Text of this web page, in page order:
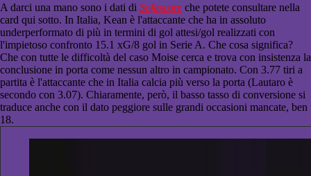
A darci una mano sono i dati di Sofascore che potete consultare nella
card qui sotto. In Italia, Kean è l'attaccante che ha in assoluto
underperformato di più in termini di gol attesi/gol realizzati con
l'impietoso confronto 15.1 xG/8 gol in Serie A. Che cosa significa?
Che con tutte le difficoltà del caso Moise cerca e trova con insistenza la
conclusione in porta come nessun altro in campionato. Con 3.77 tiri a
partita è l'attaccante che in Italia calcia più verso la porta (Lautaro è
secondo con 3.07). Chiaramente, però, il basso tasso di conversione si
traduce anche con il dato peggiore sulle grandi occasioni mancate, ben
18.